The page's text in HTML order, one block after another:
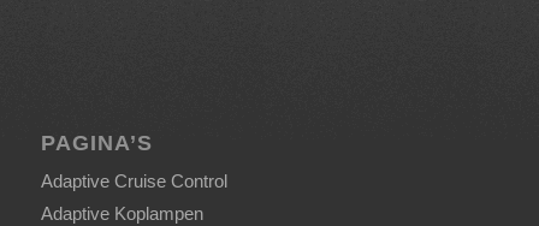
PAGINA’S
Adaptive Cruise Control
Adaptive Koplampen